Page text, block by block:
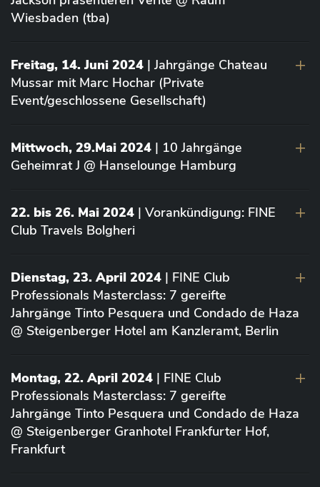
Wiesbaden (tba)
Freitag, 14. Juni 2024 | Jahrgänge Chateau
Mussar mit Marc Hochar (Private
Event/geschlossene Gesellschaft)
Mittwoch, 29.Mai 2024 | 10 Jahrgänge
Geheimrat J @ Hanselounge Hamburg
22. bis 26. Mai 2024 | Vorankündigung: FINE
Club Travels Bolgheri
Dienstag, 23. April 2024 | FINE Club
Professionals Masterclass: 7 gereifte
Jahrgänge Tinto Pesquera und Condado de Haza
@ Steigenberger Hotel am Kanzleramt, Berlin
Montag, 22. April 2024 | FINE Club
Professionals Masterclass: 7 gereifte
Jahrgänge Tinto Pesquera und Condado de Haza
@ Steigenberger Granhotel Frankfurter Hof,
Frankfurt